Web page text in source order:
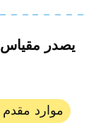
موارد مقدم